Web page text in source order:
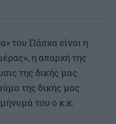
του Πάσχα είναι η
η απαρχή της
της δικής μας
της δικής μας
μήνυμά του ο κ.κ.